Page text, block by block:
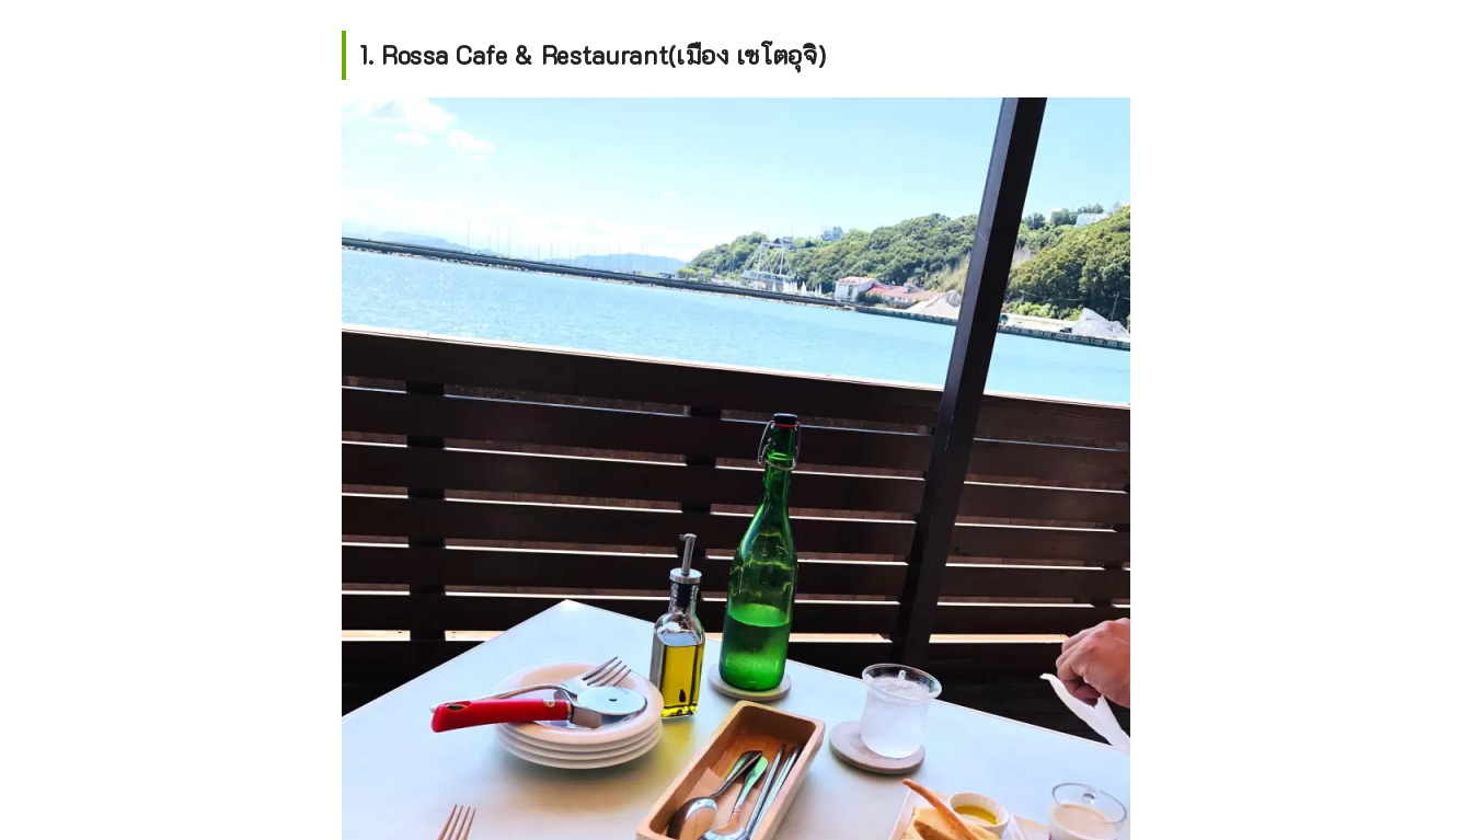
1. Rossa Cafe & Restaurant(เมือง เซโตอุจิ)